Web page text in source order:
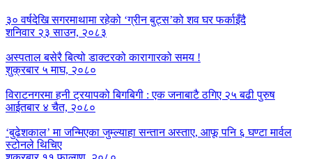
३० वर्षदेखि सगरमाथामा रहेको ‘ग्रीन बुट्स’को शव घर फर्काइँदै
शनिवार २३ साउन, २०८३
अस्पताल बसेरै बित्यो डाक्टरको कारागारको समय !
शुक्रबार ५ माघ, २०८०
विराटनगरमा हनी ट्रयापको बिगबिगी : एक जनाबाटै ठगिए २५ बढी पुरुष
आईतबार ४ चैत, २०८०
‘बुढेशकाल’ मा जन्मिएका जुम्ल्याहा सन्तान अस्ताए, आफू पनि ६ घण्टा मार्वल
स्टोनले थिचिए